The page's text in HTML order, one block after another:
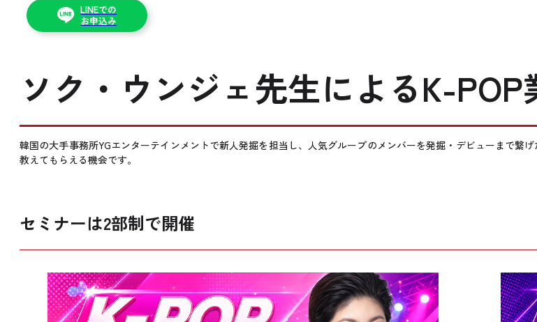
LINEでの
お申込み
ソク・ウンジェ先生によるK-
韓国の大手事務所YGエンターテインメントで新人発掘を担当し、人気グループのメンバーを発掘・デビューまで繋
教えてもらえる機会です。
セミナーは2部制で開催